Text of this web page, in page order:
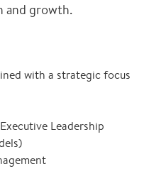
and growth.
with a strategic focus
Leadership